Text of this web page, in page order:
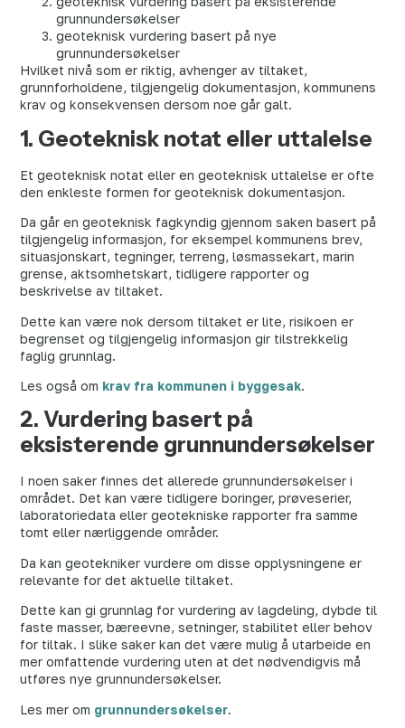
grunnundersøkelser
geoteknisk vurdering basert på nye
grunnundersøkelser
Hvilket nivå som er riktig, avhenger av tiltaket,
grunnforholdene, tilgjengelig dokumentasjon, kommunens
krav og konsekvensen dersom noe går galt.
1. Geoteknisk notat eller uttalelse
Et geoteknisk notat eller en geoteknisk uttalelse er ofte
den enkleste formen for geoteknisk dokumentasjon.
Da går en geoteknisk fagkyndig gjennom saken basert på
tilgjengelig informasjon, for eksempel kommunens brev,
situasjonskart, tegninger, terreng, løsmassekart, marin
grense, aktsomhetskart, tidligere rapporter og
beskrivelse av tiltaket.
Dette kan være nok dersom tiltaket er lite, risikoen er
begrenset og tilgjengelig informasjon gir tilstrekkelig
faglig grunnlag.
Les også om krav fra kommunen i byggesak.
2. Vurdering basert på
eksisterende grunnundersøkelser
I noen saker finnes det allerede grunnundersøkelser i
området. Det kan være tidligere boringer, prøveserier,
laboratoriedata eller geotekniske rapporter fra samme
tomt eller nærliggende områder.
Da kan geotekniker vurdere om disse opplysningene er
relevante for det aktuelle tiltaket.
Dette kan gi grunnlag for vurdering av lagdeling, dybde til
faste masser, bæreevne, setninger, stabilitet eller behov
for tiltak. I slike saker kan det være mulig å utarbeide en
mer omfattende vurdering uten at det nødvendigvis må
utføres nye grunnundersøkelser.
Les mer om grunnundersøkelser.